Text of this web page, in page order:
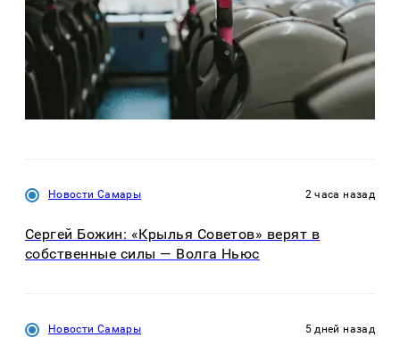
Новости Самары 2 часа назад
Сергей Божин: «Крылья Советов» верят в
собственные силы — Волга Ньюс
Новости Самары 5 дней назад